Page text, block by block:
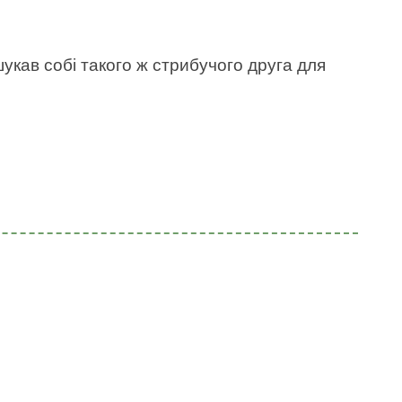
собі такого ж стрибучого друга для